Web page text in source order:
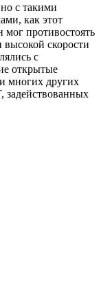
с такими
как этот
противостоять
высокой скорости
с
открытые
многих других
задействованных